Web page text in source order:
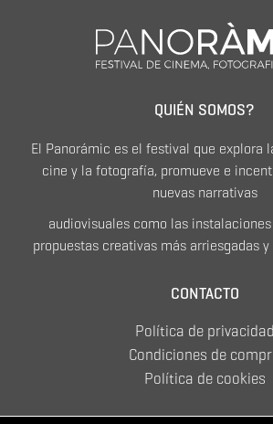
QUIÉN SOMOS?
El Panorámic es el festival que explora
cine y la fotografía, promueve e
nuevas narrativas
audiovisuales como las
propuestas creativas más arriesgadas
CONTACTO
Política de privacidad
Condiciones de
Política de cookies